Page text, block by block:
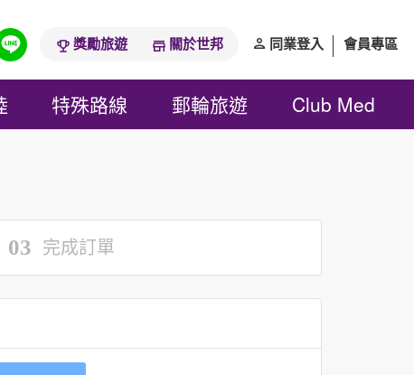
獎勵旅遊 關於世邦 同業登入 會員專區
特殊路線 郵輪旅遊 Club Med
03 完成訂單